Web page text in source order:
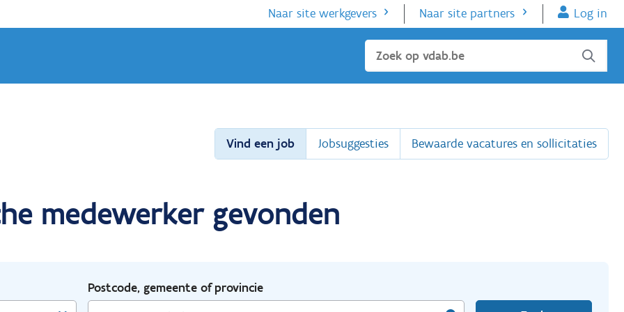
Naar site werkgevers Naar site partners Log in
Sluiten
Vind een job Jobsuggesties Bewaarde vacatures en sollicitaties
medewerker gevonden
Postcode, gemeente of provincie